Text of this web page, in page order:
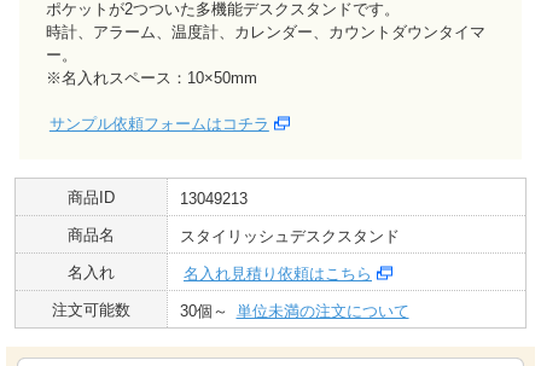
ポケットが2つついた多機能デスクスタンドです。
時計、アラーム、温度計、カレンダー、カウントダウンタイマ
ー。
※名入れスペース：10×50mm
サンプル依頼フォームはコチラ
商品ID
13049213
商品名
スタイリッシュデスクスタンド
名入れ
名入れ見積り依頼はこちら
注文可能数
30個～ 単位未満の注文について